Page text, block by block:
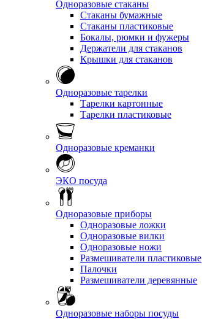
Одноразовые стаканы
Стаканы бумажные
Стаканы пластиковые
Бокалы, рюмки и фужеры
Держатели для стаканов
Крышки для стаканов
Одноразовые тарелки
Тарелки картонные
Тарелки пластиковые
Одноразовые креманки
ЭКО посуда
Одноразовые приборы
Одноразовые ложки
Одноразовые вилки
Одноразовые ножи
Размешиватели пластиковые
Палочки
Размешиватели деревянные
Одноразовые наборы посуды